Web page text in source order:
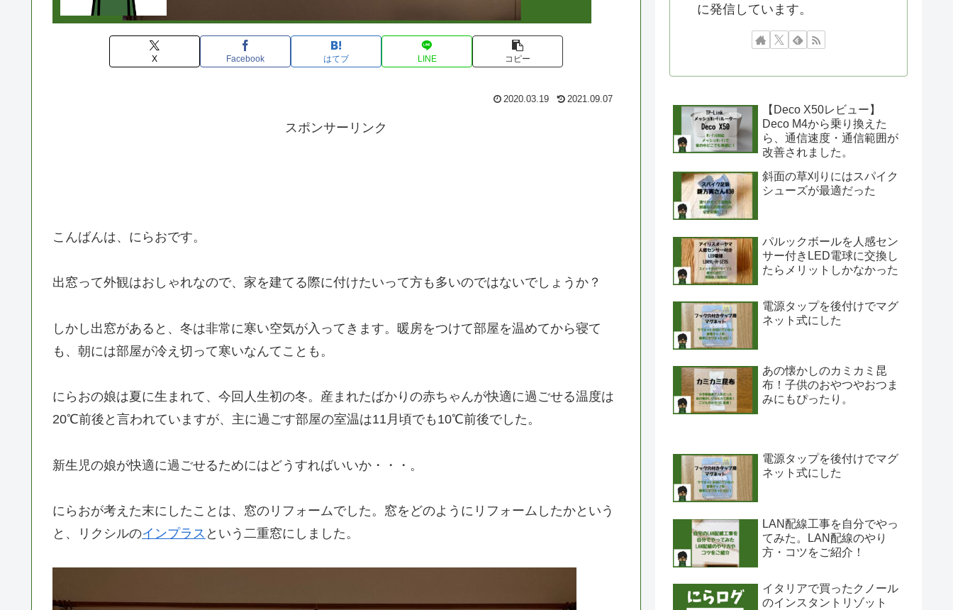
X Facebook はてブ LINE コピー
2020.03.19 2021.09.07
スポンサーリンク
こんばんは、にらおです。
出窓って外観はおしゃれなので、家を建てる際に付けたいって方も多いのではないでしょうか？
しかし出窓があると、冬は非常に寒い空気が入ってきます。暖房をつけて部屋を温めてから寝て
も、朝には部屋が冷え切って寒いなんてことも。
にらおの娘は夏に生まれて、今回人生初の冬。産まれたばかりの赤ちゃんが快適に過ごせる温度は
20℃前後と言われていますが、主に過ごす部屋の室温は11月頃でも10℃前後でした。
新生児の娘が快適に過ごせるためにはどうすればいいか・・・。
にらおが考えた末にしたことは、窓のリフォームでした。窓をどのようにリフォームしたかという
と、リクシルのインプラス という二重窓にしました。
に発信しています。
【Deco X50レビュー】
Deco M4から乗り換えた
ら、通信速度・通信範囲が
改善されました。
斜面の草刈りにはスパイク
シューズが最適だった
パルックボールを人感セン
サー付きLED電球に交換し
たらメリットしかなかった
電源タップを後付けでマグ
ネット式にした
あの懐かしのカミカミ昆
布！子供のおやつやおつま
みにもぴったり。
電源タップを後付けでマグ
ネット式にした
LAN配線工事を自分でやっ
てみた。LAN配線のやり
方・コツをご紹介！
イタリアで買ったクノール
のインスタントリゾット